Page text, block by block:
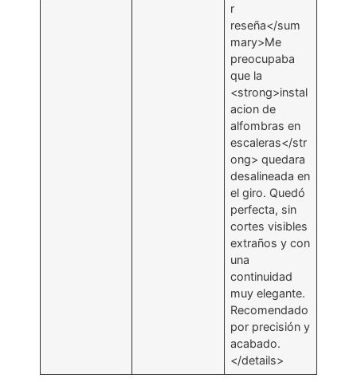
r
reseña</sum
mary>Me
preocupaba
que la
<strong>instal
acion de
alfombras en
escaleras</str
ong> quedara
desalineada en
el giro. Quedó
perfecta, sin
cortes visibles
extraños y con
una
continuidad
muy elegante.
Recomendado
por precisión y
acabado.
</details>